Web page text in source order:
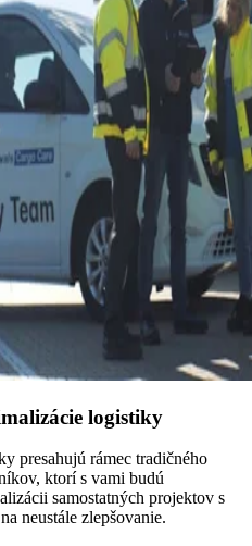
logistiky
presahujú rámec tradičného
ktorí s vami budú
samostatných projektov s
neustále zlepšovanie.